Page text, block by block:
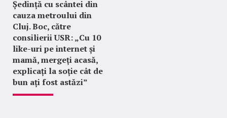
Ședință cu scântei din
cauza metroului din
Cluj. Boc, către
consilierii USR: „Cu 10
like-uri pe internet și
mamă, mergeți acasă,
explicați la soție cât de
bun ați fost astăzi”